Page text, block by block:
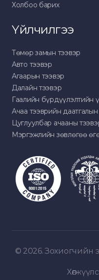
Холбоо барих
Үйлчилгээ
Төмөр замын тээвэр
Авто тээвэр
Агаарын тээвэр
Далайн тээвэр
Гаалийн бүрдүүлэлтийн
Ачаа тээврийн даатгалын
Цуглуулбар ачааны
Мэргэжлийн зөвлөгөө
© 2026. Зохиогчийн